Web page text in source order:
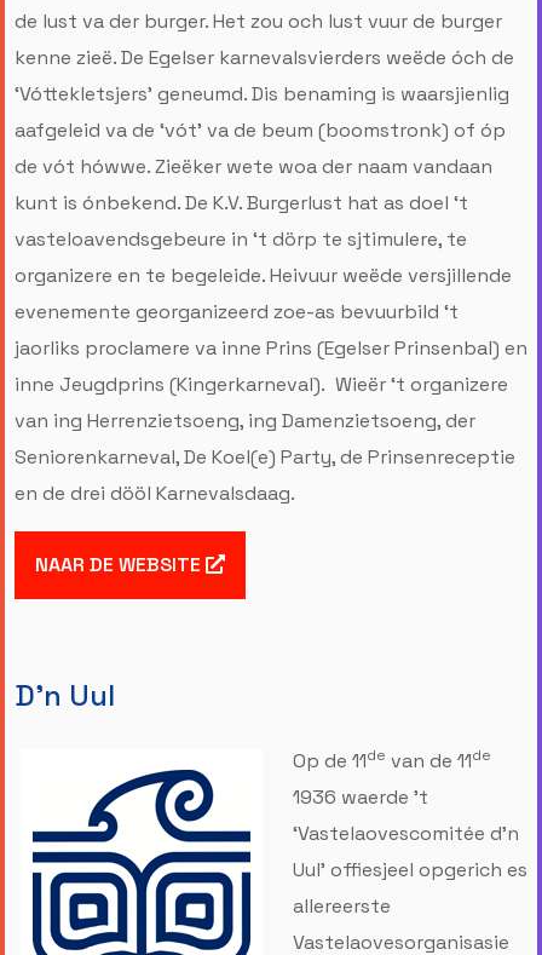
de lust va der burger. Het zou och lust vuur de burger
kenne zieë. De Egelser karnevalsvierders weëde óch de
‘Vóttekletsjers’ geneumd. Dis benaming is waarsjienlig
aafgeleid va de ‘vót’ va de beum (boomstronk) of óp
de vót hówwe. Zieëker wete woa der naam vandaan
kunt is ónbekend. De K.V. Burgerlust hat as doel ‘t
vasteloavendsgebeure in ‘t dörp te sjtimulere, te
organizere en te begeleide. Heivuur weëde versjillende
evenemente georganizeerd zoe-as bevuurbild ‘t
jaorliks proclamere va inne Prins (Egelser Prinsenbal) en
inne Jeugdprins (Kingerkarneval). Wieër ‘t organizere
van ing Herrenzietsoeng, ing Damenzietsoeng, der
Seniorenkarneval, De Koel(e) Party, de Prinsenreceptie
en de drei dööl Karnevalsdaag.
NAAR DE WEBSITE
D'n Uul
Op de 11de van de 11de
1936 waerde ’t
‘Vastelaovescomitée d’n
Uul’ offiesjeel opgerich es
allereerste
Vastelaovesorganisasie